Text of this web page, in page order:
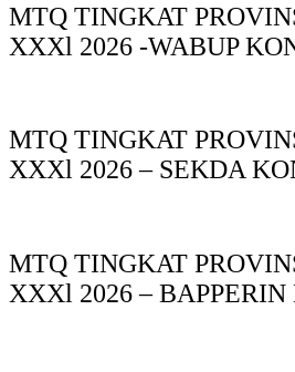
MTQ TINGKAT
XXXl 2026 -WABUP
MTQ TINGKAT
XXXl 2026 – SEKDA
MTQ TINGKAT
XXXl 2026 –